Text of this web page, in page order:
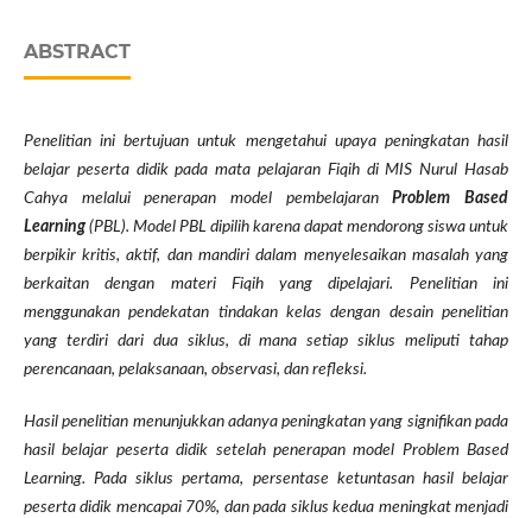
ABSTRACT
Penelitian ini bertujuan untuk mengetahui upaya peningkatan hasil
belajar peserta didik pada mata pelajaran Fiqih di MIS Nurul Hasab
Cahya melalui penerapan model pembelajaranProblem Based
Learning(PBL). Model PBL dipilih karena dapat mendorong siswa untuk
berpikir kritis, aktif, dan mandiri dalam menyelesaikan masalah yang
berkaitan dengan materi Fiqih yang dipelajari. Penelitian ini
menggunakan pendekatan tindakan kelas dengan desain penelitian
yang terdiri dari dua siklus, di mana setiap siklus meliputi tahap
perencanaan, pelaksanaan, observasi, dan refleksi.
Hasil penelitian menunjukkan adanya peningkatan yang signifikan pada
hasil belajar peserta didik setelah penerapan model Problem Based
Learning. Pada siklus pertama, persentase ketuntasan hasil belajar
peserta didik mencapai 70%, dan pada siklus kedua meningkat menjadi